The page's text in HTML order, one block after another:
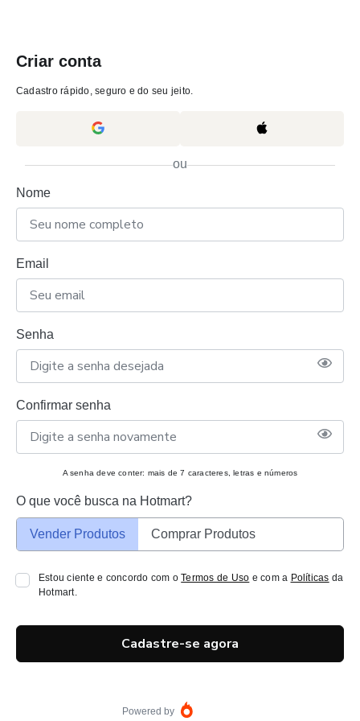
Criar conta
Cadastro rápido, seguro e do seu jeito.
ou
Nome
Email
Senha
Confirmar senha
A senha deve conter: mais de 7 caracteres, letras e números
O que você busca na Hotmart?
Vender Produtos Comprar Produtos
Estou ciente e concordo com oTermos de Uso e com a Políticas da
Hotmart.
Cadastre-se agora
Powered by